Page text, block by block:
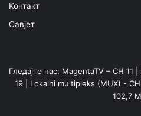
Контакт
Савјет
Гледајте нас: MagentaTV – CH 11
19 | Lokalni multipleks (MUX) -
102,7